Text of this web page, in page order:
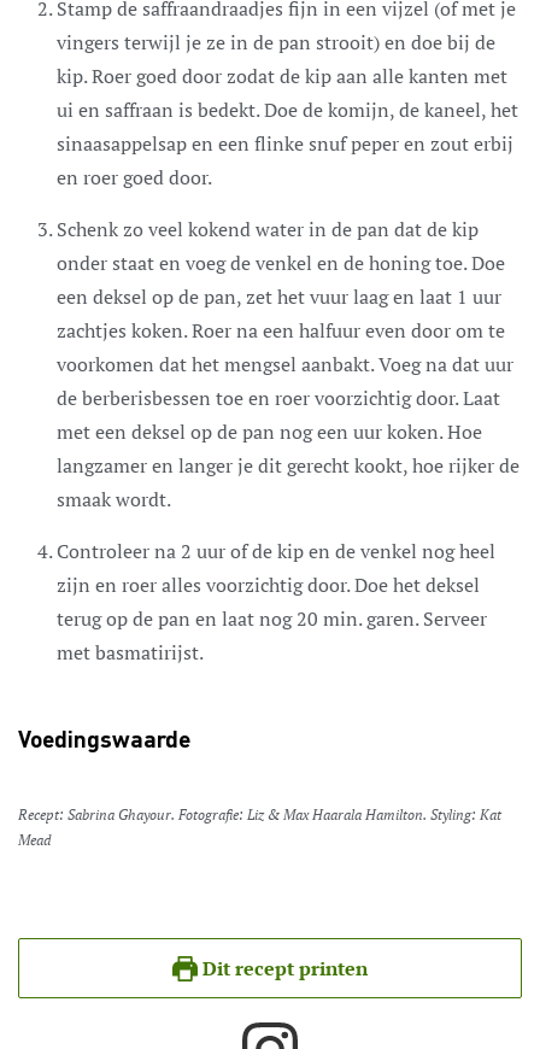
Stamp de saffraandraadjes fijn in een vijzel (of met je
vingers terwijl je ze in de pan strooit) en doe bij de
kip. Roer goed door zodat de kip aan alle kanten met
ui en saffraan is bedekt. Doe de komijn, de kaneel, het
sinaasappelsap en een flinke snuf peper en zout erbij
en roer goed door.
Schenk zo veel kokend water in de pan dat de kip
onder staat en voeg de venkel en de honing toe. Doe
een deksel op de pan, zet het vuur laag en laat 1 uur
zachtjes koken. Roer na een halfuur even door om te
voorkomen dat het mengsel aanbakt. Voeg na dat uur
de berberisbessen toe en roer voorzichtig door. Laat
met een deksel op de pan nog een uur koken. Hoe
langzamer en langer je dit gerecht kookt, hoe rijker de
smaak wordt.
Controleer na 2 uur of de kip en de venkel nog heel
zijn en roer alles voorzichtig door. Doe het deksel
terug op de pan en laat nog 20 min. garen. Serveer
met basmatirijst.
Voedingswaarde
Recept: Sabrina Ghayour. Fotografie: Liz & Max Haarala Hamilton. Styling: Kat
Mead
Dit recept printen